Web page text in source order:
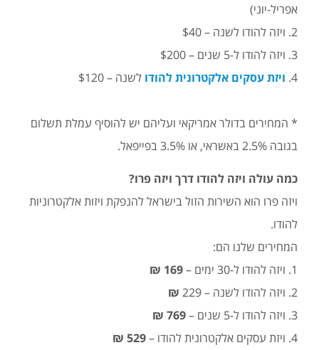
אפריל-יוני)
2. ויזה להודו לשנה – $40
3. ויזה להודו ל-5 שנים – $200
4. ויזת עסקים אלקטרונית להודו לשנה – $120
* המחירים בדולר אמריקאי ועליהם יש להוסיף עמלת תשלום
בגובה 2.5% באשראי, או 3.5% בפייפאל.
כמה עולה ויזה להודו דרך ויזה פרו?
ויזה פרו הוא השירות הזול בישראל להנפקת ויזות אלקטרוניות
להודו.
המחירים שלנו הם:
1. ויזה להודו ל-30 ימים –
169 ₪
2. ויזה להודו לשנה – 229
₪
3. ויזה להודו ל-5 שנים –
769 ₪
4. ויזת עסקים אלקטרונית להודו –
529 ₪